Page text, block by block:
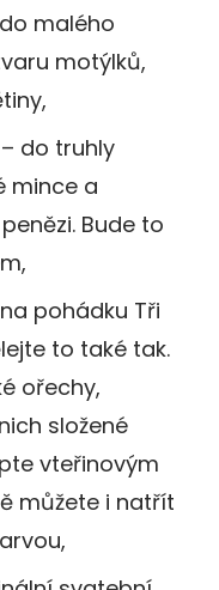
malého
motýlků,
– do truhly
mince a
Bude to
pohádku Tři
to také tak.
ořechy,
složené
vteřinovým
můžete i natřít